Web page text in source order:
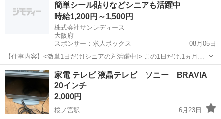
取り限定で差し上げます簡単シール貼りなどシニアも活躍中
時給1,200円～1,500円
株式会社サンレディース
大阪府
スポンサー：求人ボックス
08月05日
【仕事内容】<激単1日だけ!シニアの方活躍中!> この1日だけ,1ヵ月間
だけ,4時間だけなど あなた優先で自由に決めれます! シニア・60代・
70代の方を 積極的に採用中 たくさんご活躍いただいてます こんなお
仕事をお願いします!...
アルバイト・パート
家電 テレビ 液晶テレビ ソニー BRAVIA
20インチ
2,000円
桜ノ宮駅
6月23日